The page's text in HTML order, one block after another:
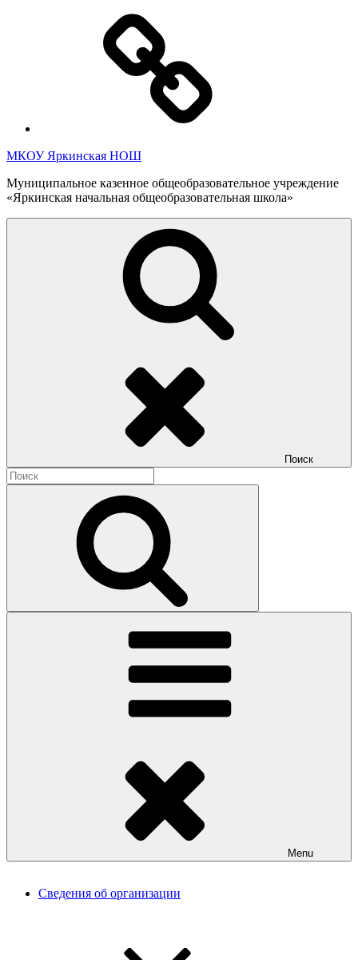
информация
МКОУ Яркинская НОШ
Муниципальное казенное общеобразовательное учреждение
«Яркинская начальная общеобразовательная школа»
Поиск
Найти:
Menu
Сведения об организации